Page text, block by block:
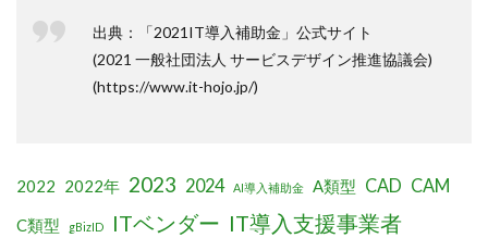
出典：「2021IT導入補助金」公式サイト
(2021 一般社団法人 サービスデザイン推進協議会)
(https://www.it-hojo.jp/)
2022 2022年 2023 2024 AI導入補助金 A類型 CAD CAM
C類型 gBizID ITベンダー IT導入支援事業者